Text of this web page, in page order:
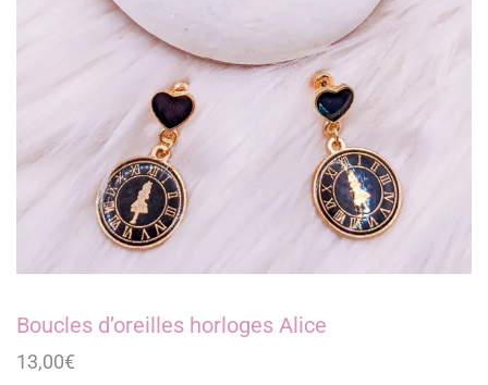
Boucles d’oreilles horloges Alice
13,00€